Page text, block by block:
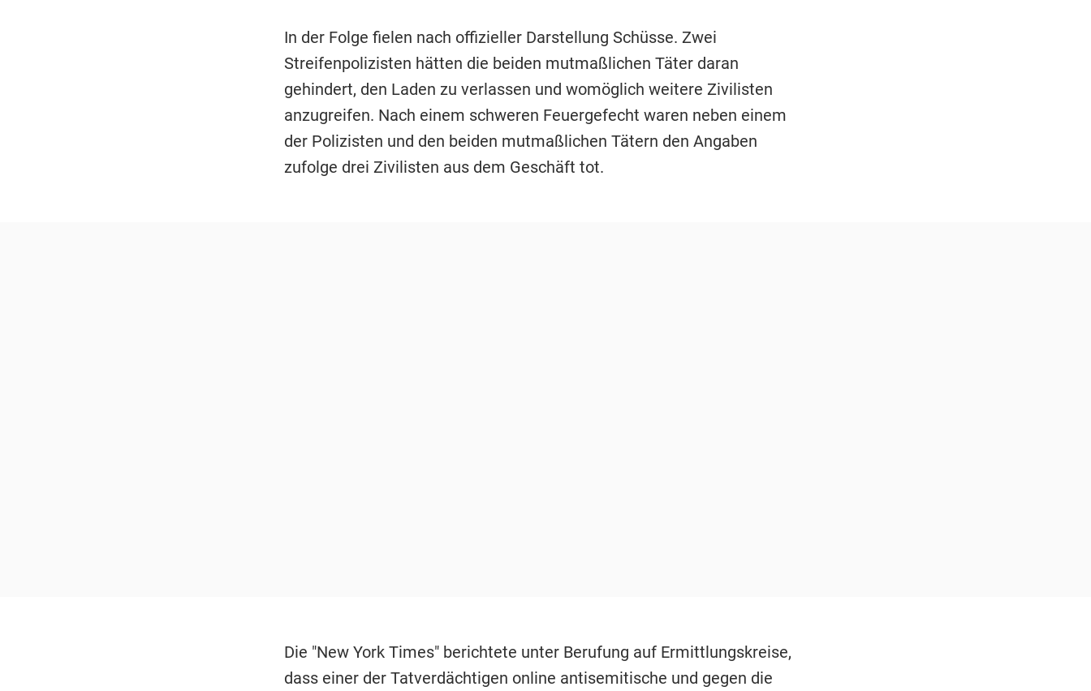
In der Folge fielen nach offizieller Darstellung Schüsse. Zwei
Streifenpolizisten hätten die beiden mutmaßlichen Täter daran
gehindert, den Laden zu verlassen und womöglich weitere Zivilisten
anzugreifen. Nach einem schweren Feuergefecht waren neben einem
der Polizisten und den beiden mutmaßlichen Tätern den Angaben
zufolge drei Zivilisten aus dem Geschäft tot.
Die "New York Times" berichtete unter Berufung auf Ermittlungskreise,
dass einer der Tatverdächtigen online antisemitische und gegen die